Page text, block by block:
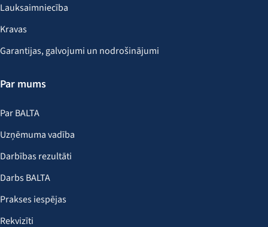
Lauksaimniecība
Kravas
Garantijas, galvojumi un nodrošinājumi
Par mums
Par BALTA
Uzņēmuma vadība
Darbības rezultāti
Darbs BALTA
Prakses iespējas
Rekvizīti